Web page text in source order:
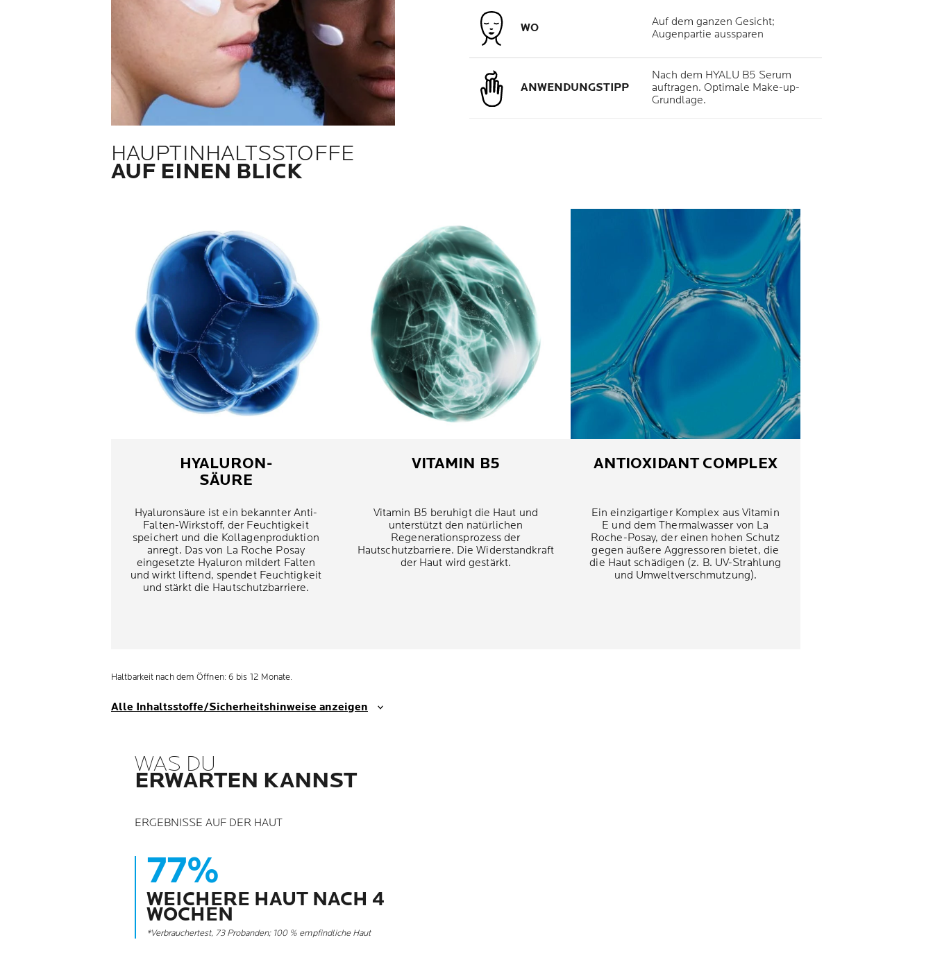
WO
Auf dem ganzen Gesicht;
Augenpartie aussparen
ANWENDUNGSTIPP
Nach dem HYALU B5 Serum
auftragen. Optimale Make-up-
Grundlage.
HAUPTINHALTSSTOFFE
AUF EINEN BLICK
HYALURON-
SÄURE
Hyaluronsäure ist ein bekannter Anti-
Falten-Wirkstoff, der Feuchtigkeit
speichert und die Kollagenproduktion
anregt. Das von La Roche Posay
eingesetzte Hyaluron mildert Falten
und wirkt liftend, spendet Feuchtigkeit
und stärkt die Hautschutzbarriere.
VITAMIN B5
Vitamin B5 beruhigt die Haut und
unterstützt den natürlichen
Regenerationsprozess der
Hautschutzbarriere. Die Widerstandkraft
der Haut wird gestärkt.
ANTIOXIDANT COMPLEX
Ein einzigartiger Komplex aus Vitamin
E und dem Thermalwasser von La
Roche-Posay, der einen hohen Schutz
gegen äußere Aggressoren bietet, die
die Haut schädigen (z. B. UV-Strahlung
und Umweltverschmutzung).
Haltbarkeit nach dem Öffnen: 6 bis 12 Monate.
Alle Inhaltsstoffe/Sicherheitshinweise anzeigen
WAS DU
ERWARTEN KANNST
ERGEBNISSE AUF DER HAUT
77%
WEICHERE HAUT NACH 4
WOCHEN
*Verbrauchertest, 73 Probanden; 100 % empfindliche Haut